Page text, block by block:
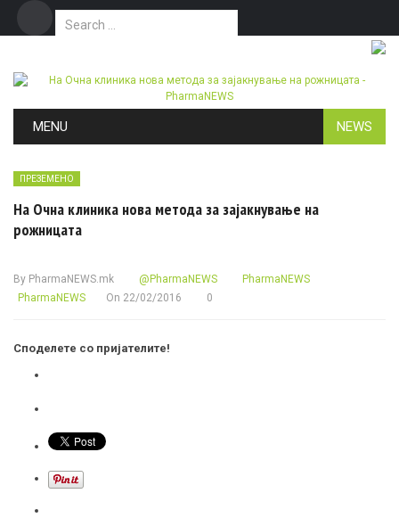
Search for:
MENU NEWS
ПРЕЗЕМЕНО
На Очна клиника нова метода за зајакнување на
рожницата
By PharmaNEWS.mk @PharmaNEWS
PharmaNEWS
PharmaNEWS
On 22/02/2016 0
Споделете со пријателите!